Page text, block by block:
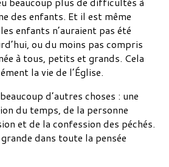
des enfants. Et il est même
enfants n’auraient pas été
ou du moins pas compris
à tous, petits et grands. Cela
la vie de l’Église.
d’autres choses : une
du temps, de la personne
et de la confession des péchés.
dans toute la pensée